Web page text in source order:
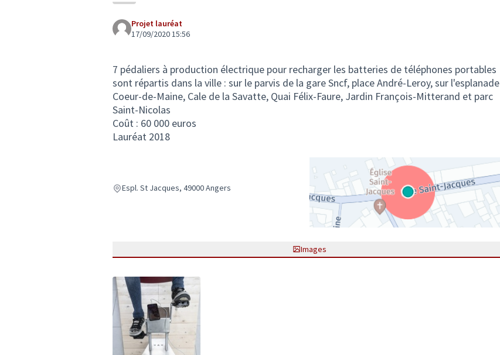
Projet lauréat
17/09/2020 15:56
7 pédaliers à production électrique pour recharger les batteries de téléphones portables
sont répartis dans la ville : sur le parvis de la gare Sncf, place André-Leroy, sur l'esplanade
Coeur-de-Maine, Cale de la Savatte, Quai Félix-Faure, Jardin François-Mitterand et parc
Saint-Nicolas
Coût : 60 000 euros
Lauréat 2018
Espl. St Jacques, 49000 Angers
Images